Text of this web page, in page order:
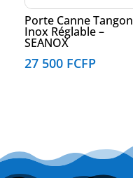
Porte Canne Tangon
Inox Réglable –
SEANOX
27 500 FCFP